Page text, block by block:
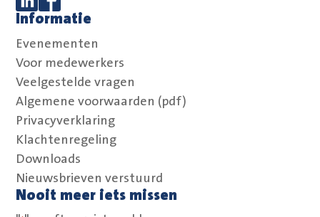
Volg ons op Linkedin
Volg ons op Facebook
Informatie
Evenementen
Voor medewerkers
Veelgestelde vragen
Algemene voorwaarden (pdf)
Privacyverklaring
Klachtenregeling
Downloads
Nieuwsbrieven verstuurd
Nooit meer iets missen